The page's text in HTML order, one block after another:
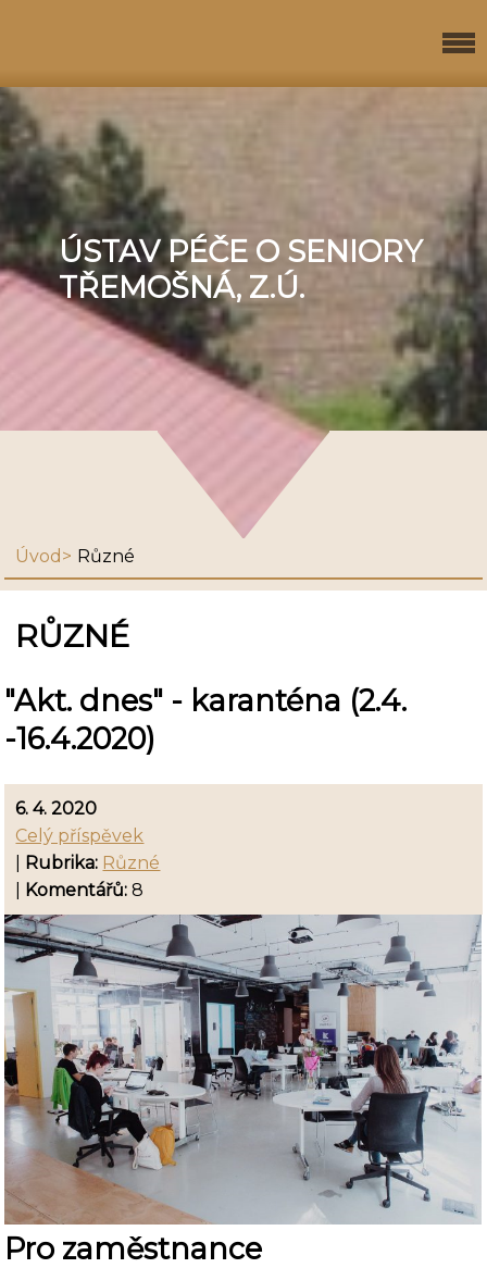
ÚSTAV PÉČE O SENIORY
TŘEMOŠNÁ, Z.Ú.
Úvod Různé
RŮZNÉ
"Akt. dnes" - karanténa (2.4.
-16.4.2020)
6. 4. 2020
Celý příspěvek
Rubrika: Různé
Komentářů: 8
Pro zaměstnance